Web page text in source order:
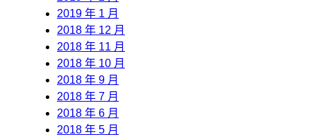
2019 年 1 月
2018 年 12 月
2018 年 11 月
2018 年 10 月
2018 年 9 月
2018 年 7 月
2018 年 6 月
2018 年 5 月